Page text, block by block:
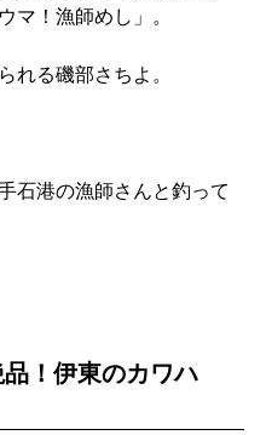
マ！漁師めし」。
れる磯部さちよ。
石港の漁師さんと釣って
！伊東のカワハ